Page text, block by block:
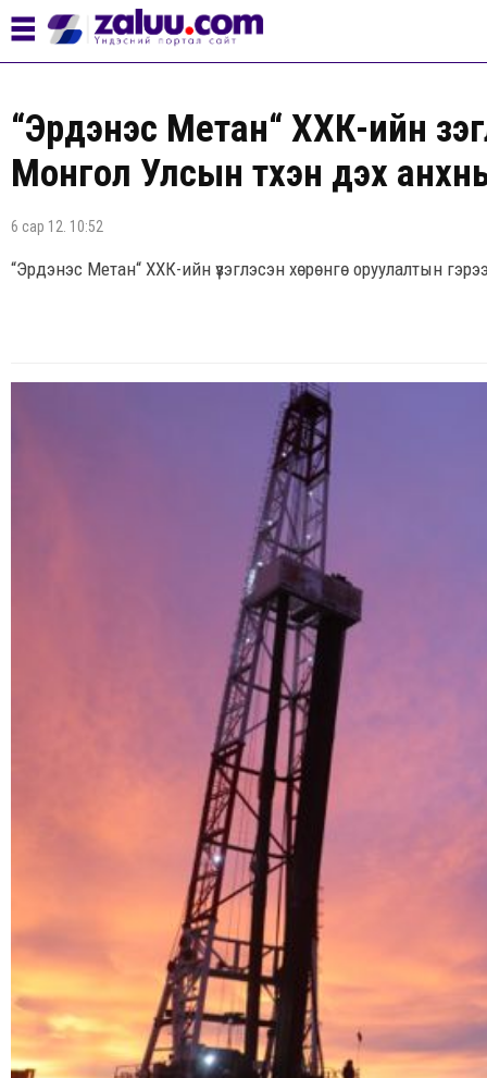
“Эрдэнэс Метан“ ХХК-ийн
Монгол Улсын түүхэн дэх
6 сар 12. 10:52
“Эрдэнэс Метан“ ХХК-ийн үзэглэсэн хөрөнгө оруулалтын